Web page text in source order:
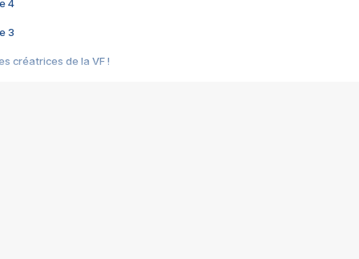
4
3
créatrices de la VF !